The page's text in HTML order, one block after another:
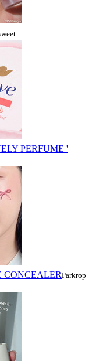
PERFUME '
Parkrop